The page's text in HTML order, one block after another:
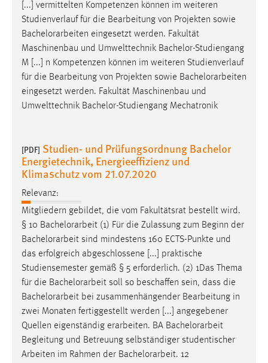
[...] vermittelten Kompetenzen können im weiteren
Studienverlauf für die Bearbeitung von Projekten sowie
Bachelorarbeiten eingesetzt werden. Fakultät
Maschinenbau und Umwelttechnik Bachelor-Studiengang
M [...] n Kompetenzen können im weiteren Studienverlauf
für die Bearbeitung von Projekten sowie Bachelorarbeiten
eingesetzt werden. Fakultät Maschinenbau und
Umwelttechnik Bachelor-Studiengang Mechatronik
[PDF] Studien- und Prüfungsordnung Bachelor
Energietechnik, Energieeffizienz und
Klimaschutz vom 21.07.2020
Relevanz:
Mitgliedern gebildet, die vom Fakultätsrat bestellt wird.
§ 10 Bachelorarbeit (1) Für die Zulassung zum Beginn der
Bachelorarbeit sind mindestens 160 ECTS-Punkte und
das erfolgreich abgeschlossene [...] praktische
Studiensemester gemäß § 5 erforderlich. (2) 1Das Thema
für die Bachelorarbeit soll so beschaffen sein, dass die
Bachelorarbeit bei zusammenhängender Bearbeitung in
zwei Monaten fertiggestellt werden [...] angegebener
Quellen eigenständig erarbeiten. BA Bachelorarbeit
Begleitung und Betreuung selbständiger studentischer
Arbeiten im Rahmen der Bachelorarbeit. 12